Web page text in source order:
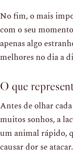
No fim, o mais
com o seu
apenas algo
melhores no dia a
O que
Antes de olhar
muitos sonhos, a
um animal rápido,
causar dor se atacar.